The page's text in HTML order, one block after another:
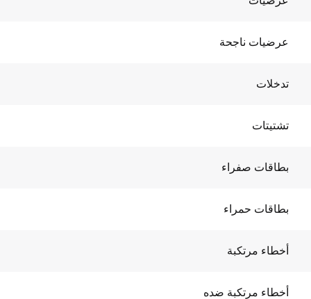
عرضيات ناجحة
تدخلات
تشتيتات
بطاقات صفراء
بطاقات حمراء
أخطاء مرتكبة
أخطاء مرتكبة ضده